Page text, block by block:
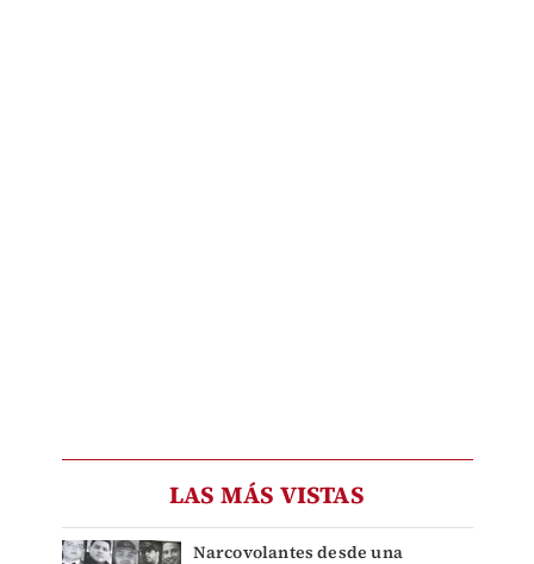
LAS MÁS VISTAS
Narcovolantes desde una